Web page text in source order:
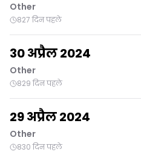
Other
827 दिन पहले
30 अप्रैल 2024
Other
829 दिन पहले
29 अप्रैल 2024
Other
830 दिन पहले